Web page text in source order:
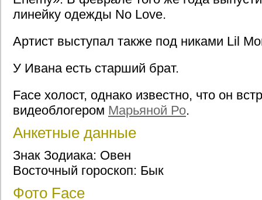
линейку одежды No Love.
Артист выступал также под никами Lil
У Ивана есть старший брат.
Face холост, однако известно, что он
видеоблогером Марьяной Ро.
Анкетные данные
Знак Зодиака: Овен
Восточный гороскоп: Бык
Фото Face